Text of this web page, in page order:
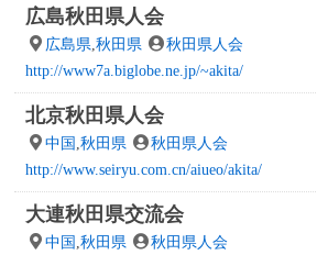
広島秋田県人会
広島県 ,秋田県
秋田県人会
http://www7a.biglobe.ne.jp/~akita/
北京秋田県人会
中国 ,秋田県
秋田県人会
http://www.seiryu.com.cn/aiueo/akita/
大連秋田県交流会
中国 ,秋田県 秋田県人会